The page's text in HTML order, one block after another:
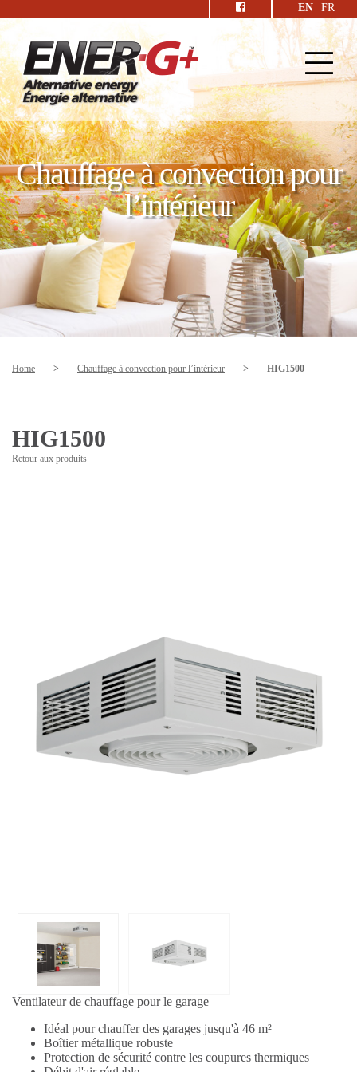
EN FR
Chauffage à convection pour
l’intérieur
Home > Chauffage à convection pour l’intérieur > HIG1500
HIG1500
Retour aux produits
Ventilateur de chauffage pour le garage
Idéal pour chauffer des garages jusqu'à 46 m²
Boîtier métallique robuste
Protection de sécurité contre les coupures thermiques